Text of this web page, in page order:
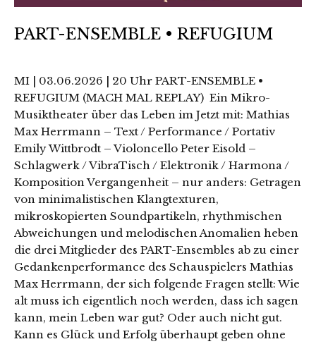
PART-ENSEMBLE • REFUGIUM
MI | 03.06.2026 | 20 Uhr PART-ENSEMBLE •
REFUGIUM (MACH MAL REPLAY) Ein Mikro-
Musiktheater über das Leben im Jetzt mit: Mathias
Max Herrmann – Text / Performance / Portativ
Emily Wittbrodt – Violoncello Peter Eisold –
Schlagwerk / VibraTisch / Elektronik / Harmona /
Komposition Vergangenheit – nur anders: Getragen
von minimalistischen Klangtexturen,
mikroskopierten Soundpartikeln, rhythmischen
Abweichungen und melodischen Anomalien heben
die drei Mitglieder des PART-Ensembles ab zu einer
Gedankenperformance des Schauspielers Mathias
Max Herrmann, der sich folgende Fragen stellt: Wie
alt muss ich eigentlich noch werden, dass ich sagen
kann, mein Leben war gut? Oder auch nicht gut.
Kann es Glück und Erfolg überhaupt geben ohne